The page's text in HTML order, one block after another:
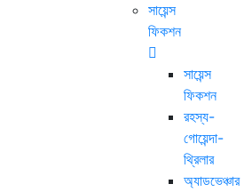
সায়েন্স
ফিকশন
সায়েন্স
ফিকশন
রহস্য-
গোয়েন্দা-
থ্রিলার
অ্যাডভেঞ্চার